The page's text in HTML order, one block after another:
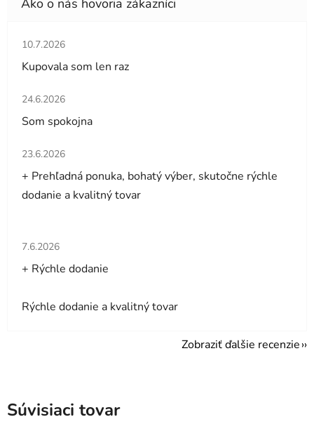
Hodnotenie obchodu je 5 z 5 hviezdičiek.
10.7.2026
Kupovala som len raz
Hodnotenie obchodu je 5 z 5 hviezdičiek.
24.6.2026
Som spokojna
Hodnotenie obchodu je 5 z 5 hviezdičiek.
23.6.2026
+ Prehľadná ponuka, bohatý výber, skutočne rýchle
dodanie a kvalitný tovar
Hodnotenie obchodu je 5 z 5 hviezdičiek.
7.6.2026
+ Rýchle dodanie
Rýchle dodanie a kvalitný tovar
Zobraziť ďalšie recenzie
Súvisiaci tovar